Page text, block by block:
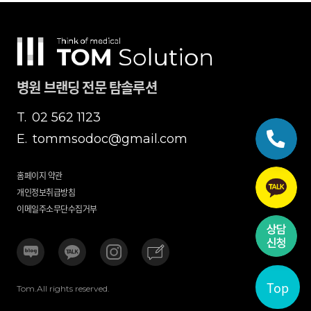
Top
병원 브랜딩 전문 탐솔루션
T. 02 562 1123
E. tommsodoc@gmail.com
홈페이지 약관
개인정보취급방침
이메일주소무단수집거부
Tom.All rights reserved.